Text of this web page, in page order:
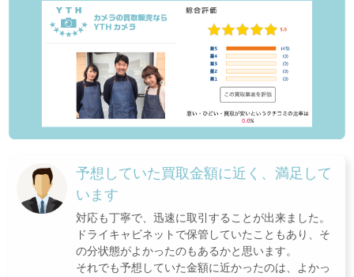
予想していた買取金額に近く、満足して
います
対応も丁寧で、迅速に取引することが出来ました。
ドライキャビネットで保管していたこともあり、そ
の分状態がよかったのもあるかと思います。
それでも予想していた金額に近かったのは、よかっ